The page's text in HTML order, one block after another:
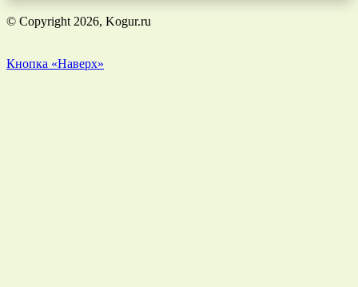
© Copyright 2026, Kogur.ru
Кнопка «Наверх»